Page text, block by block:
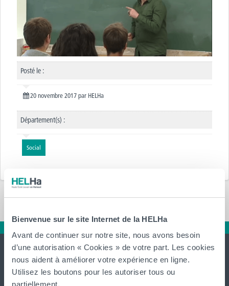
Bienvenue sur le site Internet de la HELHa
Avant de continuer sur notre site, nous avons besoin
d’une autorisation « Cookies » de votre part. Les cookies
nous aident à améliorer votre expérience en ligne.
Utilisez les boutons pour les autoriser tous ou
partiellement.
Posté le :
20 novembre 2017 par HELHa
Département(s) :
Social